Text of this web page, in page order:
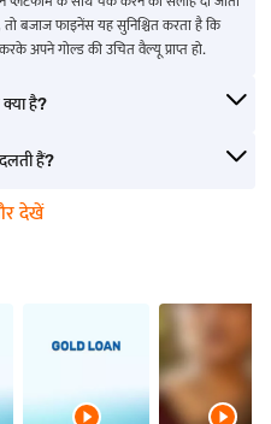
बजाज फाइनेंस यह सुनिश्चित करता है कि
अपने गोल्ड की उचित वैल्यू प्राप्त हो.
है?
हैं?
देखें